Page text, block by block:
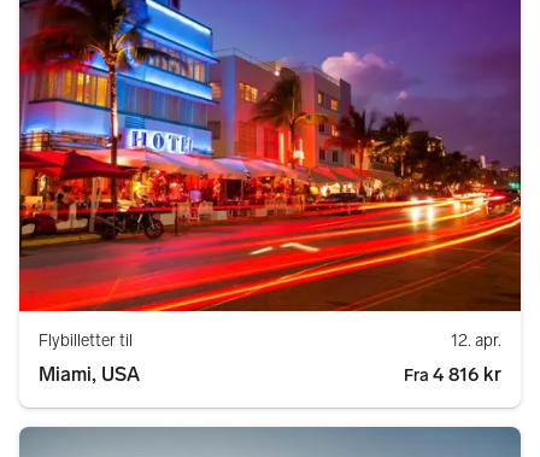
Flybilletter til 12. apr.
Miami, USA Fra 4 816 kr